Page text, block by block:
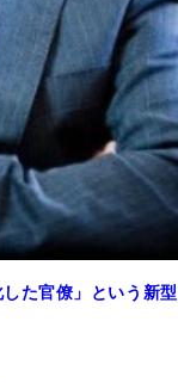
た官僚」という新型